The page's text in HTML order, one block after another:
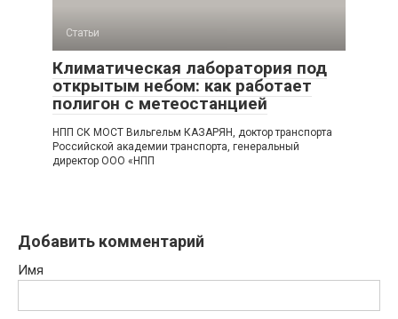
Статьи
Климатическая лаборатория под
открытым небом: как работает
полигон с метеостанцией
НПП СК МОСТ Вильгельм КАЗАРЯН, доктор транспорта
Российской академии транспорта, генеральный
директор ООО «НПП
Добавить комментарий
Имя